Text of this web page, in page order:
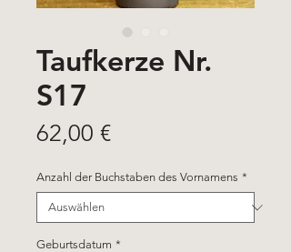
Taufkerze Nr.
S17
62,00 €Preis
Anzahl der Buchstaben des Vornamens *
Geburtsdatum *